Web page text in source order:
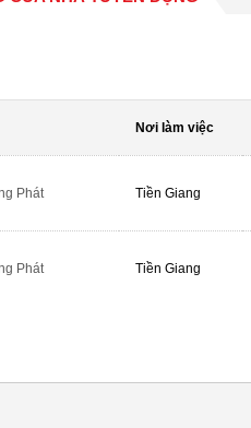
Nơi làm việc
Phát
Tiền Giang
Phát
Tiền Giang